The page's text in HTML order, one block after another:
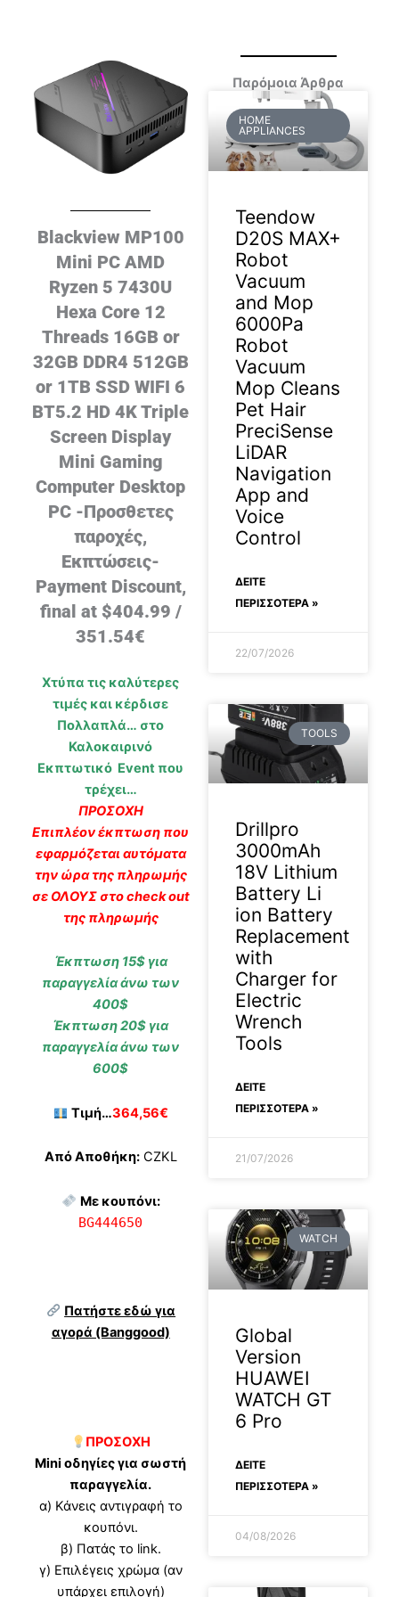
Blackview MP100
Mini PC AMD
Ryzen 5 7430U
Hexa Core 12
Threads 16GB or
32GB DDR4 512GB
or 1TB SSD WIFI 6
BT5.2 HD 4K Triple
Screen Display
Mini Gaming
Computer Desktop
PC -Προσθετες
παροχές,
Εκπτώσεις-
Payment Discount,
final at $404.99 /
351.54€
Χτύπα τις καλύτερες
τιμές και κέρδισε
Πολλαπλά… στο
Καλοκαιρινό
Εκπτωτικό Event που
τρέχει…
ΠΡΟΣΟΧΗ
Eπιπλέον έκπτωση που
εφαρμόζεται αυτόματα
την ώρα της πληρωμής
σε ΟΛΟΥΣ στο check out
της πληρωμής
Έκπτωση 15$ για
παραγγελία άνω των
400$
Έκπτωση 20$ για
παραγγελία άνω των
600$
Τιμή…364,56€
Από Αποθήκη:CZKL
Με κουπόνι:
BG444650
Πατήστε εδώ για
αγορά (Banggood)
ΠΡΟΣΟΧΗ
Mini οδηγίες για σωστή
παραγγελία.
α) Κάνεις αντιγραφή το
κουπόνι.
β) Πατάς το link.
γ) Επιλέγεις χρώμα (αν
υπάρχει επιλογή)
Παρόμοια Άρθρα
HOME
APPLIANCES
Teendow
D20S MAX+
Robot
Vacuum
and Mop
6000Pa
Robot
Vacuum
Mop Cleans
Pet Hair
PreciSense
LiDAR
Navigation
App and
Voice
Control
ΔΕΊΤΕ
ΠΕΡΙΣΣΟΤΕΡΑ »
22/07/2026
TOOLS
Drillpro
3000mAh
18V Lithium
Battery Li
ion Battery
Replacement
with
Charger for
Electric
Wrench
Tools
ΔΕΊΤΕ
ΠΕΡΙΣΣΟΤΕΡΑ »
21/07/2026
WATCH
Global
Version
HUAWEI
WATCH GT
6 Pro
ΔΕΊΤΕ
ΠΕΡΙΣΣΟΤΕΡΑ »
04/08/2026